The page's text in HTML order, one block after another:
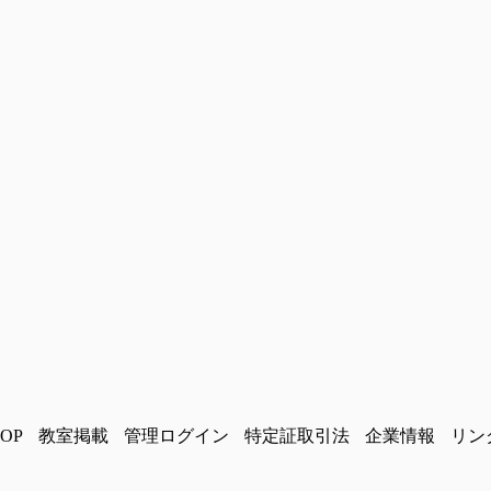
教室掲載 管理ログイン 特定証取引法 企業情報 リン